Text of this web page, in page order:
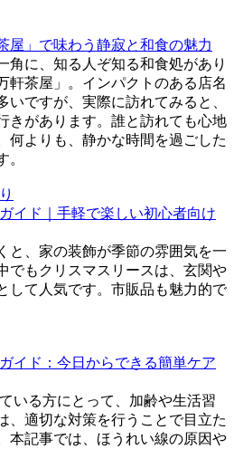
屋」で味わう静寂と和食の魅力
角に、知る人ぞ知る和食処があり
軒茶屋」。インパクトのある店名
いですが、実際に訪れてみると、
きがあります。誰と訪れても心地
何よりも、静かな時間を過ごした
。
イド｜手軽で楽しい初心者向け
と、家の装飾が季節の雰囲気を一
でもクリスマスリースは、玄関や
して人気です。市販品も魅力的で
イド：今日からできる簡単ケア
いる方にとって、加齢や生活習
、適切な対策を行うことで目立た
本記事では、ほうれい線の原因や